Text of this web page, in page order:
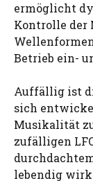
ermöglicht
Kontrolle der
Betrieb ein-
Auffällig ist
sich
Musikalität
zufälligen
lebendig